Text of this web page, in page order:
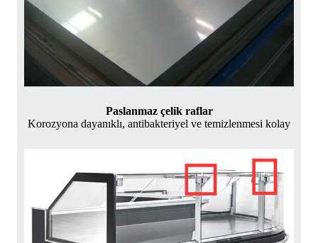
Paslanmaz çelik raflar
Korozyona dayanıklı, antibakteriyel ve temizlenmesi kolay